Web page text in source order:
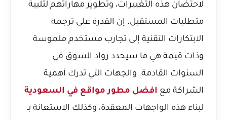
لاحتضان هذه التغييرات، وتطوير مهاراتهم لتلبية
متطلبات المستقبل. إن القدرة على ترجمة
الابتكارات التقنية إلى تجارب مستخدم ملموسة
وذات قيمة هي ما سيحدد رواد السوق في
السنوات القادمة. والجهات التي تدرك أهمية
الشراكة مع افضل مطور مواقع في السعودية
لبناء هذه الواجهات المعقدة، وكذلك الاستعانة بـ